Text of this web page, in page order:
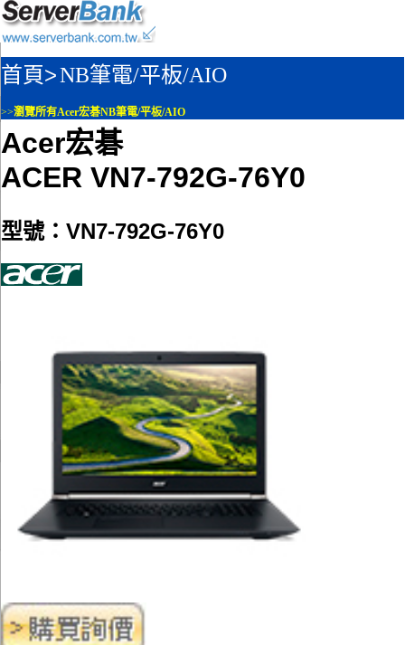
首頁>NB筆電/平板/AIO
>>瀏覽所有Acer宏碁NB筆電/平板/AIO
Acer宏碁
ACER VN7-792G-76Y0
型號：VN7-792G-76Y0